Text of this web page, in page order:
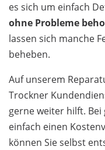
es sich um einfach
ohne Probleme
lassen sich manche
beheben.
Auf unserem
Trockner
gerne weiter hilft. Bei
einfach einen
können Sie selbst